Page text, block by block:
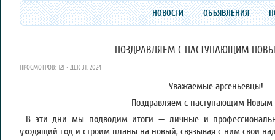
НОВОСТИ ОБЪЯВЛЕНИЯ
ПОЗДРАВЛЯЕМ С НАСТУПАЮЩИМ
ПРОСМОТРОВ: 121 · ДЕК 31, 2024
Уважаемые арсеньевцы!
Поздравляем с наступающим Новым
В эти дни мы подводим итоги — личные и
уходящий год и строим планы на новый, связывая с ним свои